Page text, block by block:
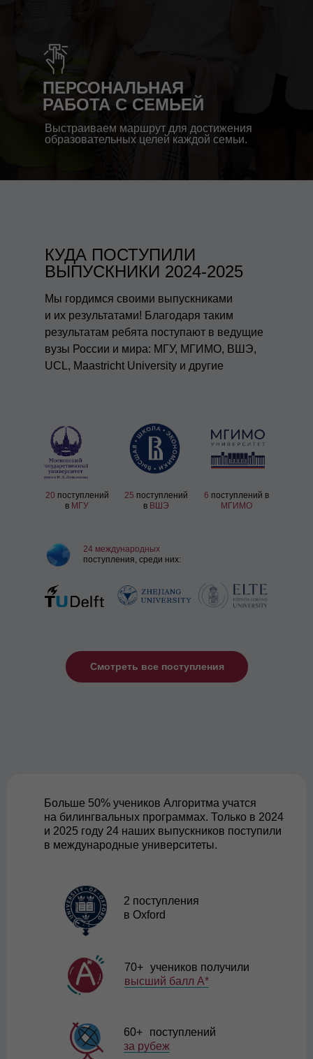
ПЕРСОНАЛЬНАЯ
РАБОТА С СЕМЬЕЙ
Выстраиваем маршрут для достижения
образовательных целей каждой семьи.
20 поступлений
в МГУ
25 поступлений
в ВШЭ
6 поступлений в
МГИМО
24 международных
поступления, среди них:
КУДА ПОСТУПИЛИ
ВЫПУСКНИКИ 2024-2025
Мы гордимся своими выпускниками
и их результатами! Благодаря таким
результатам ребята поступают в ведущие
вузы России и мира: МГУ, МГИМО, ВШЭ,
UCL, Maastricht University и другие
Смотреть все поступления
Больше 50% учеников Алгоритма учатся
на билингвальных программах. Только в 2024
и 2025 году 24 наших выпускников поступили
в международные университеты.
70+ учеников получили
высший балл A*
2 поступления
в Oxford
60+ поступлений
за рубеж